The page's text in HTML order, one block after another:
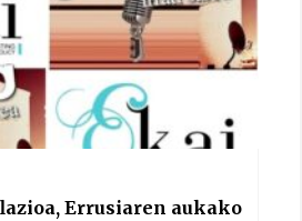
denboraldi amaiera
07/01
Errusiaren aukako